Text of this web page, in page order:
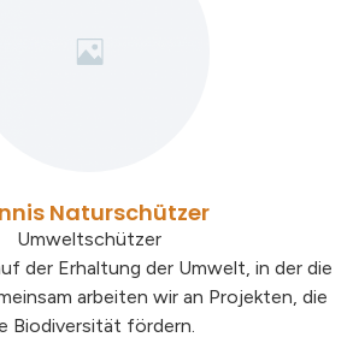
Naturschützer
Umweltschützer
der Erhaltung der Umwelt, in der die
arbeiten wir an Projekten, die
Biodiversität fördern.